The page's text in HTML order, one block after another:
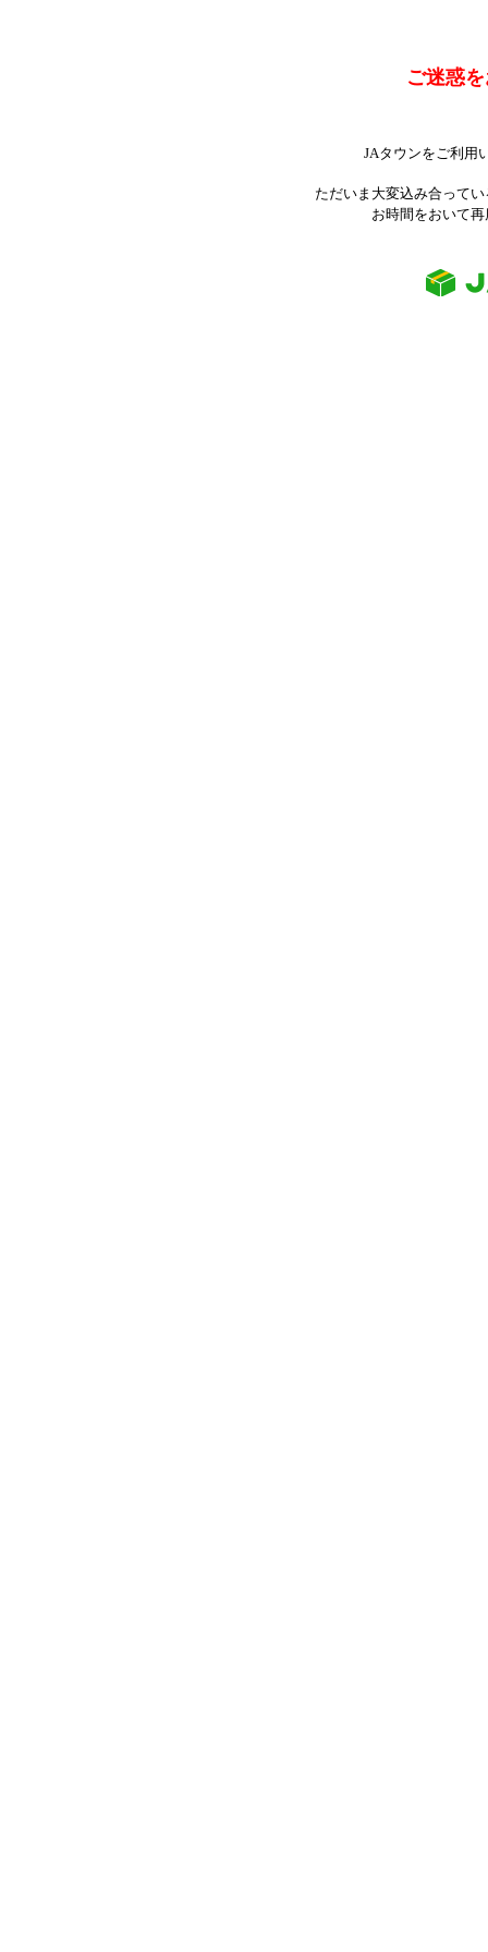
ご迷惑
JAタウンをご利用
ただいま大変込み合って
お時間をおいて